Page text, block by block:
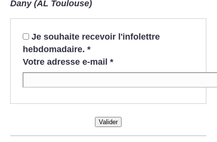
Dany (AL Toulouse)
Je souhaite recevoir l'infolettre
hebdomadaire. *
Votre adresse e-mail *
Valider